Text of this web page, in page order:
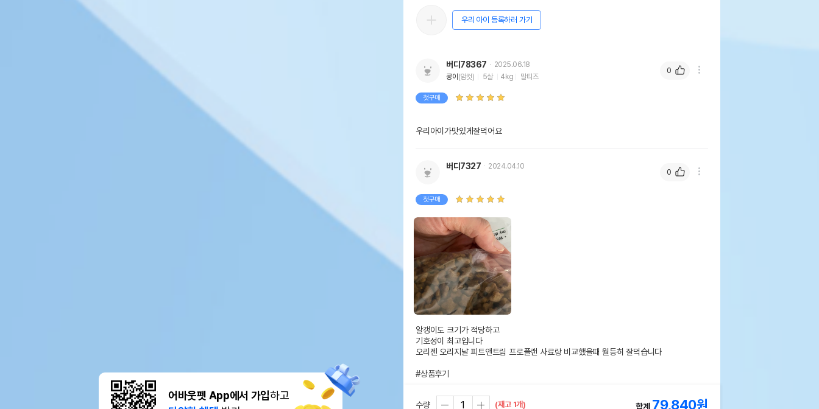
어바웃펫 App에서 가입하고
우리 아이 등록하러 가기
버디78367
2025.06.18
콩이(암컷) 5살 4kg 말티즈
첫구매
우리아이가맛있게잘먹어요
0
버디7327 2024.04.10
첫구매
알갱이도 크기가 적당하고
기호성이 최고입니다
오리젠 오리지날 피트앤트림 프로플랜 사료랑 비교했을때 월등히 잘먹습니다
#상품후기
0
수량 (재고 1개) 합계 79,840원